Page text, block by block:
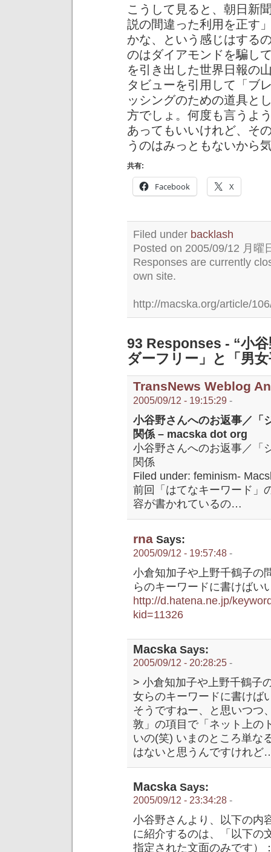
こうして見ると、朝日新
説の間違った利用を正す
かな、という感じはする
のはダイアモンドを騙し
を引き出した世界日報の
タビューを引用して「ブ
ッシングのための道具と
方でしょ。何度も言うよ
あってもいいけれど、そ
うのはみっともないから
共有:
Facebook X
Filed under backlash
Posted on 2005/09/12 月曜
Responses are currently
own site.
http://macska.org/article/
93 Responses - “小
ダーフリー」と「男
TransNews Weblog
2005/09/12 - 19:15:29 -
小谷野さんへのお返事／「
関係 – macska dot org
小谷野さんへのお返事／「
関係
Filed under: feminism-
前回「はてなキーワード」
容が書かれているの…
rna Says:
2005/09/12 - 19:57:48 -
小倉知加子や上野千鶴子の
らのキーワードに書けばい
http://d.hatena.ne.jp/
kid=11326
MacskaSays:
2005/09/12 - 20:28:25 -
> 小倉知加子や上野千鶴子
女らのキーワードに書けば
そうですねー、と思いつつ
敦」の項目で「ネット上の
いの(笑) いまのところ単な
はないと思うんですけれど
MacskaSays:
2005/09/12 - 23:34:28 -
小谷野さんより、以下の内
に紹介するのは、「以下の
指定された文面のみです）